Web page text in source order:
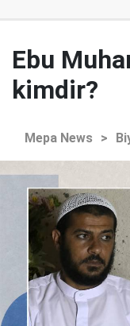
Ebu
kimdir?
Mepa News >